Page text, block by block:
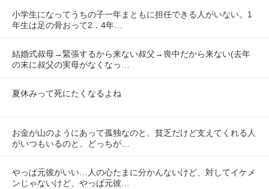
小学生になってうちの子一年まともに担任できる人がいない。1
年生は足の骨おって2．4年…
結婚式叔母→緊張するから来ない叔父→喪中だから来ない(去年
の末に叔父の実母がなくなっ…
夏休みって死にたくなるよね
お金が山のようにあって孤独なのと、貧乏だけど支えてくれる人
がいつもいるのと、どっちが…
やっぱ元彼がいい…人の心たまに分かんないけど、対してイケメ
ンじゃないけど、やっぱ元彼…